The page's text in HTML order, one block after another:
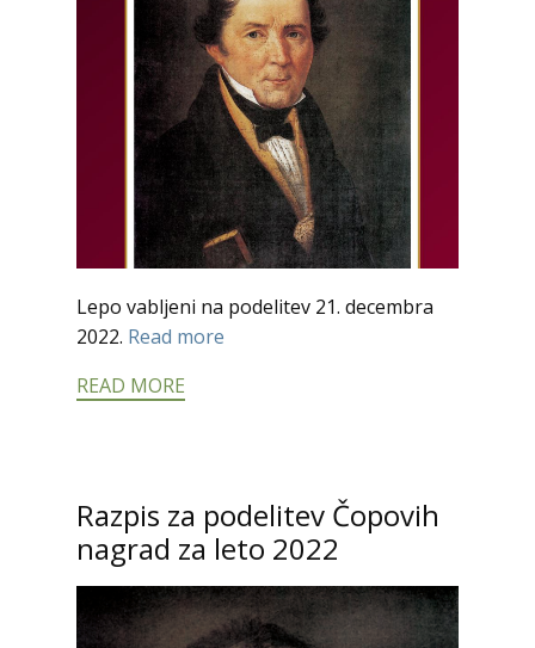
Lepo vabljeni na podelitev 21. decembra
2022. Read more
READ MORE
Razpis za podelitev Čopovih
nagrad za leto 2022